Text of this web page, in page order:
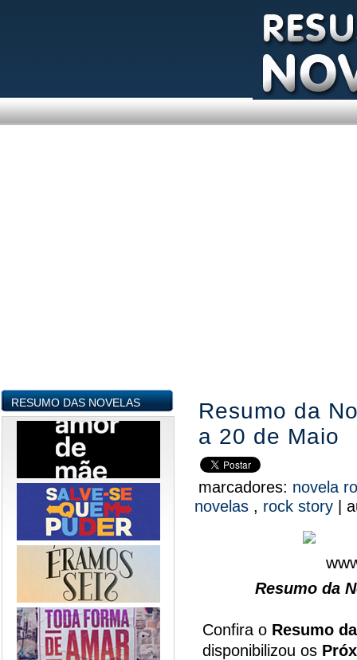
RESUMO DAS NOVELAS
Resumo da
a 20 de Maio
marcadores: novela
novelas , rock story |
Resumo da
Confira o Resumo
disponibilizou os